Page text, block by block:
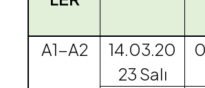
A1-A2
14.03.20
23 Salı